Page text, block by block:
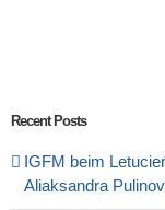
Recent Posts
IGFM beim
Aliaksandra